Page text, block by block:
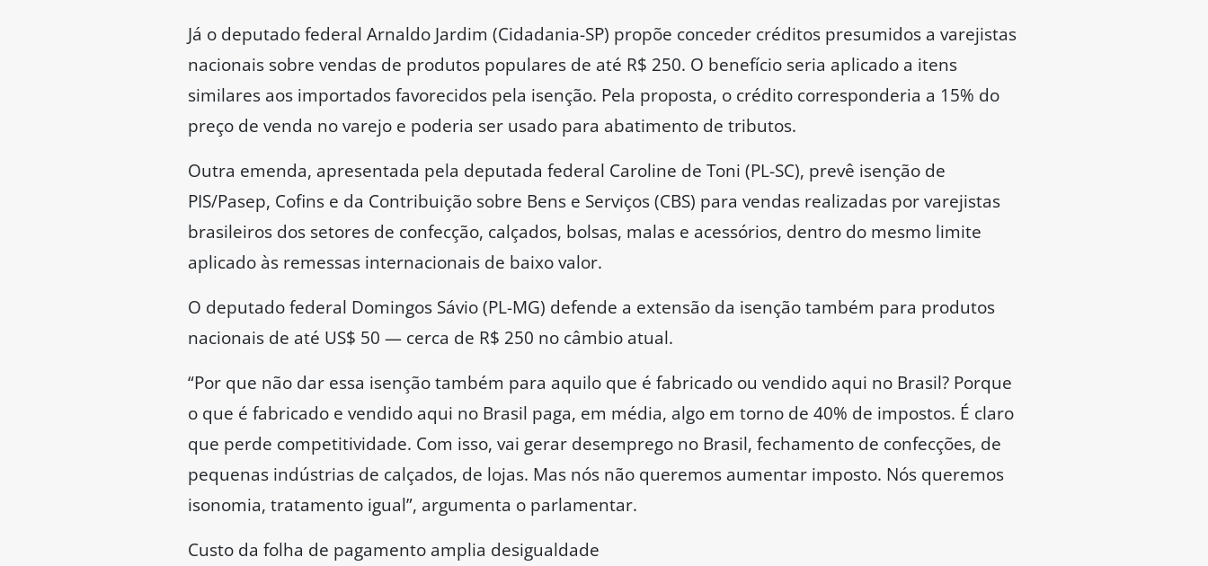
Já o deputado federal Arnaldo Jardim (Cidadania-SP) propõe conceder créditos presumidos a varejistas
nacionais sobre vendas de produtos populares de até R$ 250. O benefício seria aplicado a itens
similares aos importados favorecidos pela isenção. Pela proposta, o crédito corresponderia a 15% do
preço de venda no varejo e poderia ser usado para abatimento de tributos.
Outra emenda, apresentada pela deputada federal Caroline de Toni (PL-SC), prevê isenção de
PIS/Pasep, Cofins e da Contribuição sobre Bens e Serviços (CBS) para vendas realizadas por varejistas
brasileiros dos setores de confecção, calçados, bolsas, malas e acessórios, dentro do mesmo limite
aplicado às remessas internacionais de baixo valor.
O deputado federal Domingos Sávio (PL-MG) defende a extensão da isenção também para produtos
nacionais de até US$ 50 — cerca de R$ 250 no câmbio atual.
“Por que não dar essa isenção também para aquilo que é fabricado ou vendido aqui no Brasil? Porque
o que é fabricado e vendido aqui no Brasil paga, em média, algo em torno de 40% de impostos. É claro
que perde competitividade. Com isso, vai gerar desemprego no Brasil, fechamento de confecções, de
pequenas indústrias de calçados, de lojas. Mas nós não queremos aumentar imposto. Nós queremos
isonomia, tratamento igual”, argumenta o parlamentar.
Custo da folha de pagamento amplia desigualdade